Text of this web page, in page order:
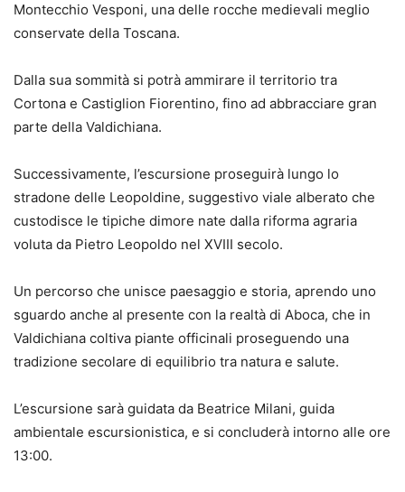
Montecchio Vesponi, una delle rocche medievali meglio
conservate della Toscana.
Dalla sua sommità si potrà ammirare il territorio tra
Cortona e Castiglion Fiorentino, fino ad abbracciare gran
parte della Valdichiana.
Successivamente, l’escursione proseguirà lungo lo
stradone delle Leopoldine, suggestivo viale alberato che
custodisce le tipiche dimore nate dalla riforma agraria
voluta da Pietro Leopoldo nel XVIII secolo.
Un percorso che unisce paesaggio e storia, aprendo uno
sguardo anche al presente con la realtà di Aboca, che in
Valdichiana coltiva piante officinali proseguendo una
tradizione secolare di equilibrio tra natura e salute.
L’escursione sarà guidata da Beatrice Milani, guida
ambientale escursionistica, e si concluderà intorno alle ore
13:00.